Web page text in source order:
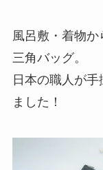
風呂敷・着物
三角バッグ。
日本の職人が
ました！